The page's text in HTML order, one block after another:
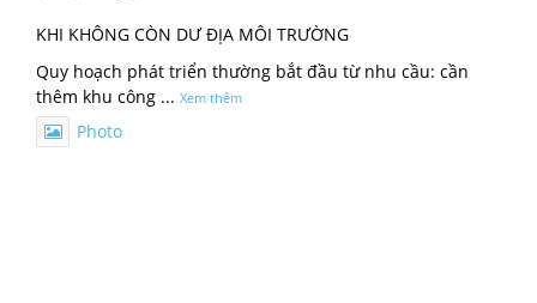
KHI KHÔNG CÒN DƯ ĐỊA MÔI TRƯỜNG
Quy hoạch phát triển thường bắt đầu từ nhu cầu: cần
thêm khu công ... Xem thêm
Photo